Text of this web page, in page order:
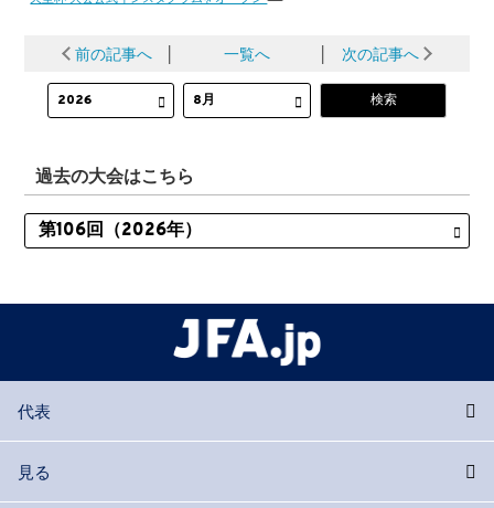
前の記事へ │ 一覧へ │ 次の記事へ
過去の大会はこちら
代表
見る